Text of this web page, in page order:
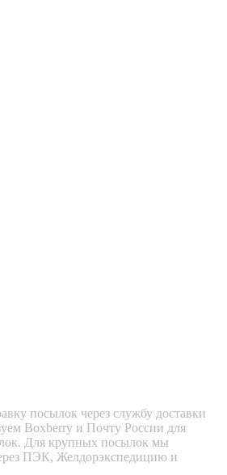
посылок через службу доставки
Boxberry и Почту России для
Для крупных посылок мы
ПЭК, Желдорэкспедицию и